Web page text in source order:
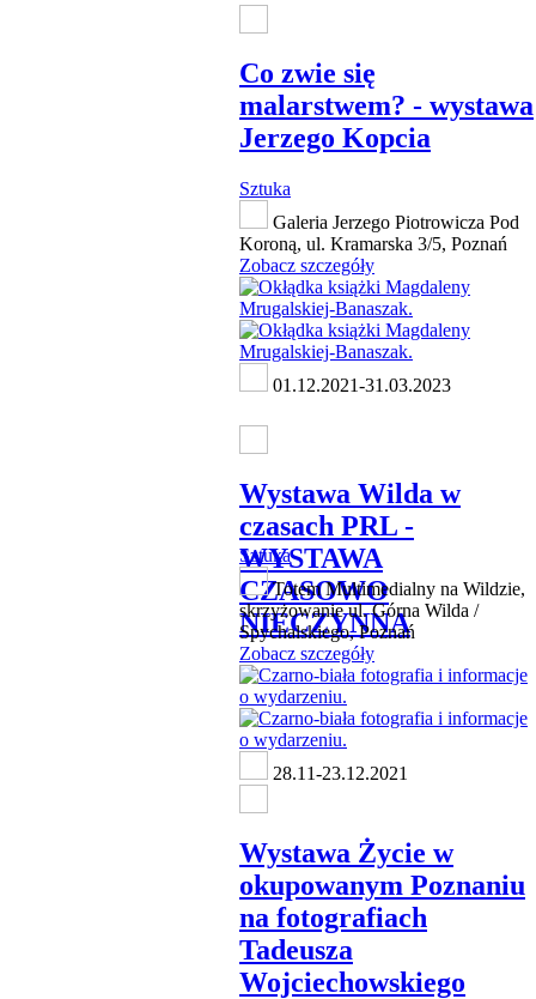
Co zwie się
malarstwem? - wystawa
Jerzego Kopcia
Sztuka
Galeria Jerzego Piotrowicza Pod
Koroną, ul. Kramarska 3/5, Poznań
Zobacz szczegóły
01.12.2021-31.03.2023
Wystawa Wilda w
czasach PRL -
WYSTAWA
CZASOWO
NIECZYNNA
Sztuka
Totem Multimedialny na Wildzie,
skrzyżowanie ul. Górna Wilda /
Spychalskiego, Poznań
Zobacz szczegóły
28.11-23.12.2021
Wystawa Życie w
okupowanym Poznaniu
na fotografiach
Tadeusza
Wojciechowskiego